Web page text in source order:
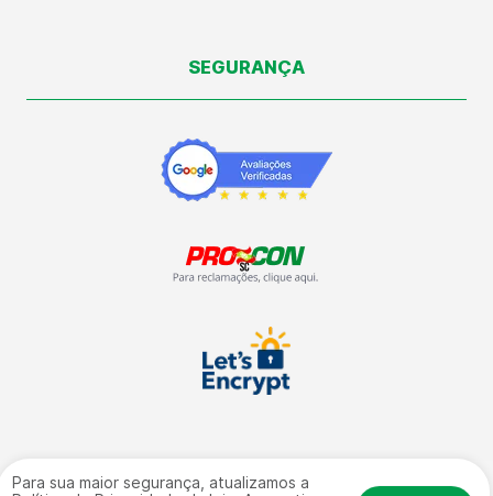
Para sua maior segurança, atualizamos a
SEGURANÇA
Vale Automação Industrial LTDA | CNPJ: 09.504.672/0001-09 | Rua: